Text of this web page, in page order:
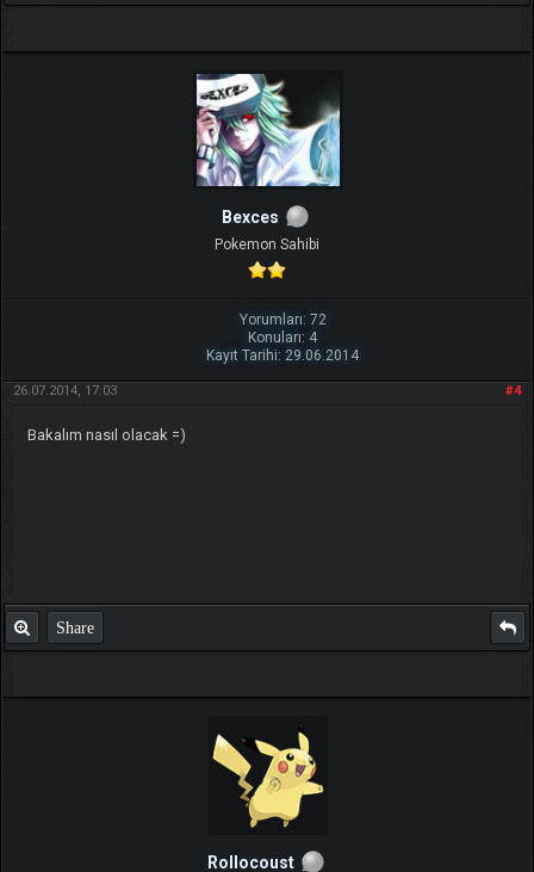
Bexces
Pokemon Sahibi
Yorumları: 72
Konuları: 4
Kayıt Tarihi: 29.06.2014
#4
26.07.2014, 17:03
Bakalım nasıl olacak =)
Share
Rollocoust